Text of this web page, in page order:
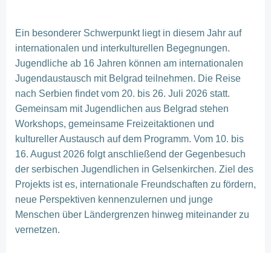
Ein besonderer Schwerpunkt liegt in diesem Jahr auf
internationalen und interkulturellen Begegnungen.
Jugendliche ab 16 Jahren können am internationalen
Jugendaustausch mit Belgrad teilnehmen. Die Reise
nach Serbien findet vom 20. bis 26. Juli 2026 statt.
Gemeinsam mit Jugendlichen aus Belgrad stehen
Workshops, gemeinsame Freizeitaktionen und
kultureller Austausch auf dem Programm. Vom 10. bis
16. August 2026 folgt anschließend der Gegenbesuch
der serbischen Jugendlichen in Gelsenkirchen. Ziel des
Projekts ist es, internationale Freundschaften zu fördern,
neue Perspektiven kennenzulernen und junge
Menschen über Ländergrenzen hinweg miteinander zu
vernetzen.